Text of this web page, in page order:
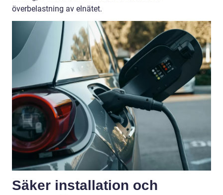
överbelastning av elnätet.
Säker installation och